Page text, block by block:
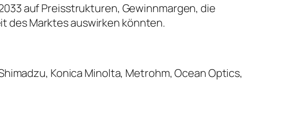
auf Preisstrukturen, Gewinnmargen, die
des Marktes auswirken könnten.
Konica Minolta, Metrohm, Ocean Optics,